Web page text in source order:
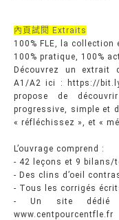
內頁試閱 Extraits
100% FLE, la
100% pratique, 100%
Découvrez un extrait
A1/A2 ici : https://
propose de
progressive, simple et
« réfléchissez », et «
L’ouvrage comprend :
- 42 leçons et 9 bilans/
- Des clins d’oeil
- Tous les corrigés
- Un site dédié
www.centpourcentfle.fr